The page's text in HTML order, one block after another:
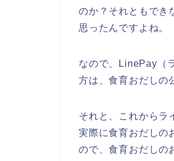
のか？それともでき
思ったんですよね。
なので、LinePay（
方は、食育おだしの
それと、これからラ
実際に食育おだしの
ので、食育おだしの